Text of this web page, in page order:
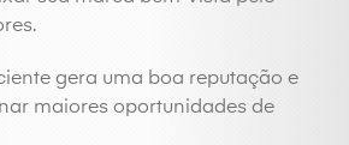
gera uma boa reputação e
maiores oportunidades de